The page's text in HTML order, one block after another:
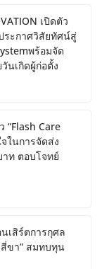
เปิดตัว
ระกาศวิสัยทัศน์สู่
พร้อมจัด
นเกิดผู้ก่อตั้ง
“Flash Care
ในการจัดส่ง
ท ตอบโจทย์
เสิร์ตการกุศล
สี่ขา” สมทบทุน